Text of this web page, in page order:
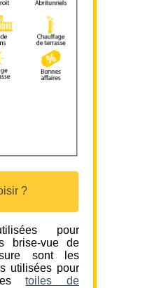
?
pour
brise-vue de
sont les
utilisées pour
toiles de